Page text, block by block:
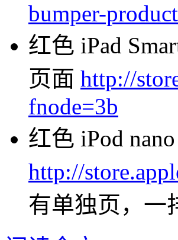
bumper-
红色 iPad
页面 http://
fnode=3b
红色 iPod
http://
有单独页，一